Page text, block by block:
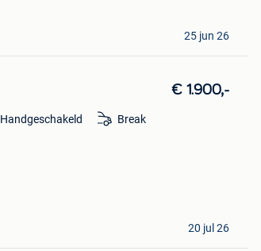
25 jun 26
€ 1.900,-
Handgeschakeld Break
20 jul 26